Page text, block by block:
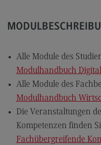
Berufsperspektiven
Integrated
Integrated
Modulangebot
Berufsperspektiven
Alle Module des
Modulhandbuch
Alle Module des
Modulhandbuch
Die Veranstaltungen
Kompetenzen finden
Fachübergreifende